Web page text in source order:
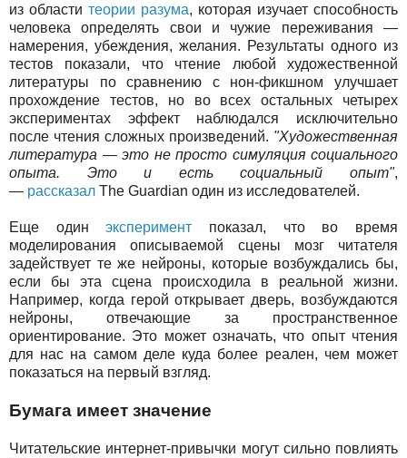
из области теории разума, которая изучает способность
человека определять свои и чужие переживания —
намерения, убеждения, желания. Результаты одного из
тестов показали, что чтение любой художественной
литературы по сравнению с нон-фикшном улучшает
прохождение тестов, но во всех остальных четырех
экспериментах эффект наблюдался исключительно
после чтения сложных произведений. "Художественная
литература — это не просто симуляция социального
опыта. Это и есть социальный опыт",
— рассказал The Guardian один из исследователей.
Еще одинэксперимент показал, что во время
моделирования описываемой сцены мозг читателя
задействует те же нейроны, которые возбуждались бы,
если бы эта сцена происходила в реальной жизни.
Например, когда герой открывает дверь, возбуждаются
нейроны, отвечающие за пространственное
ориентирование. Это может означать, что опыт чтения
для нас на самом деле куда более реален, чем может
показаться на первый взгляд.
Бумага имеет значение
Читательские интернет-привычки могут сильно повлиять